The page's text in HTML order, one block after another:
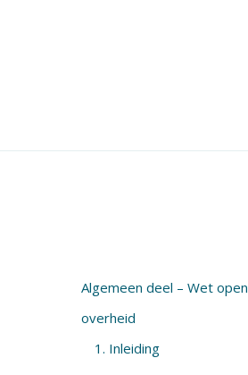
Algemeen deel – Wet open
overheid
1. Inleiding